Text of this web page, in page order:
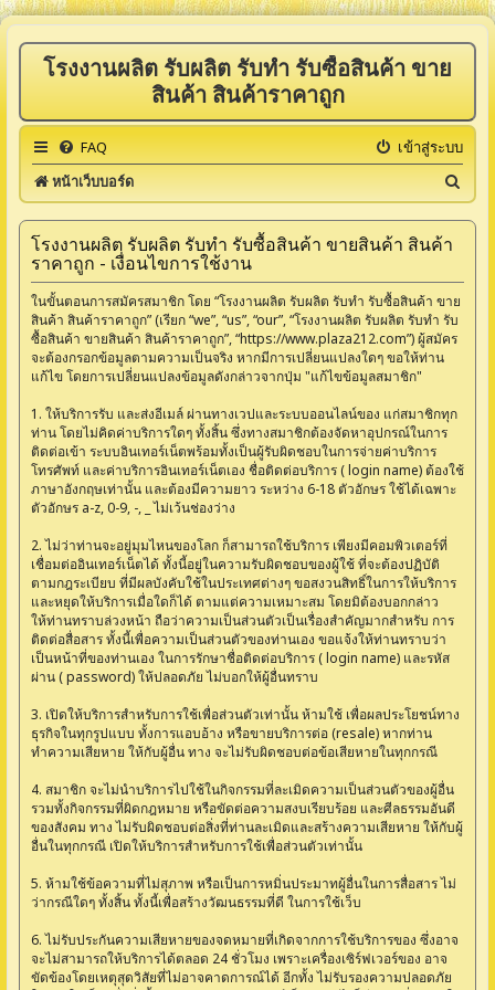
โรงงานผลิต รับผลิต รับทำ รับซื้อสินค้า ขาย
สินค้า สินค้าราคาถูก
FAQ
เข้าสู่ระบบ
หน้าเว็บบอร์ด
น
โรงงานผลิต รับผลิต รับทำ รับซื้อสินค้า ขายสินค้า สินค้า
ราคาถูก - เงื่อนไขการใช้งาน
ในขั้นตอนการสมัครสมาชิก โดย “โรงงานผลิต รับผลิต รับทำ รับซื้อสินค้า ขาย
สินค้า สินค้าราคาถูก” (เรียก “we”, “us”, “our”, “โรงงานผลิต รับผลิต รับทำ รับ
ซื้อสินค้า ขายสินค้า สินค้าราคาถูก”, “https://www.plaza212.com”) ผู้สมัคร
จะต้องกรอกข้อมูลตามความเป็นจริง หากมีการเปลี่ยนแปลงใดๆ ขอให้ท่าน
แก้ไข โดยการเปลี่ยนแปลงข้อมูลดังกล่าวจากปุ่ม "แก้ไขข้อมูลสมาชิก"
1. ให้บริการรับ และส่งอีเมล์ ผ่านทางเวปและระบบออนไลน์ของ แก่สมาชิกทุก
ท่าน โดยไม่คิดค่าบริการใดๆ ทั้งสิ้น ซึ่งทางสมาชิกต้องจัดหาอุปกรณ์ในการ
ติดต่อเข้า ระบบอินเทอร์เน็ตพร้อมทั้งเป็นผู้รับผิดชอบในการจ่ายค่าบริการ
โทรศัพท์ และค่าบริการอินเทอร์เน็ตเอง ชื่อติดต่อบริการ ( login name) ต้องใช้
ภาษาอังกฤษเท่านั้น และต้องมีความยาว ระหว่าง 6-18 ตัวอักษร ใช้ได้เฉพาะ
ตัวอักษร a-z, 0-9, -, _ ไม่เว้นช่องว่าง
2. ไม่ว่าท่านจะอยู่มุมไหนของโลก ก็สามารถใช้บริการ เพียงมีคอมพิวเตอร์ที่
เชื่อมต่ออินเทอร์เน็ตได้ ทั้งนี้อยู่ในความรับผิดชอบของผู้ใช้ ที่จะต้องปฏิบัติ
ตามกฎระเบียบ ที่มีผลบังคับใช้ในประเทศต่างๆ ขอสงวนสิทธิ์ในการให้บริการ
และหยุดให้บริการเมื่อใดก็ได้ ตามแต่ความเหมาะสม โดยมิต้องบอกกล่าว
ให้ท่านทราบล่วงหน้า ถือว่าความเป็นส่วนตัวเป็นเรื่องสำคัญมากสำหรับ การ
ติดต่อสื่อสาร ทั้งนี้เพื่อความเป็นส่วนตัวของท่านเอง ขอแจ้งให้ท่านทราบว่า
เป็นหน้าที่ของท่านเอง ในการรักษาชื่อติดต่อบริการ ( login name) และรหัส
ผ่าน ( password) ให้ปลอดภัย ไม่บอกให้ผู้อื่นทราบ
3. เปิดให้บริการสำหรับการใช้เพื่อส่วนตัวเท่านั้น ห้ามใช้ เพื่อผลประโยชน์ทาง
ธุรกิจในทุกรูปแบบ ทั้งการแอบอ้าง หรือขายบริการต่อ (resale) หากท่าน
ทำความเสียหาย ให้กับผู้อื่น ทาง จะไม่รับผิดชอบต่อข้อเสียหายในทุกกรณี
4. สมาชิก จะไม่นำบริการไปใช้ในกิจกรรมที่ละเมิดความเป็นส่วนตัวของผู้อื่น
รวมทั้งกิจกรรมที่ผิดกฎหมาย หรือขัดต่อความสงบเรียบร้อย และศีลธรรมอันดี
ของสังคม ทาง ไม่รับผิดชอบต่อสิ่งที่ท่านละเมิดและสร้างความเสียหาย ให้กับผู้
อื่นในทุกกรณี เปิดให้บริการสำหรับการใช้เพื่อส่วนตัวเท่านั้น
5. ห้ามใช้ข้อความที่ไม่สุภาพ หรือเป็นการหมิ่นประมาทผู้อื่นในการสื่อสาร ไม่
ว่ากรณีใดๆ ทั้งสิ้น ทั้งนี้เพื่อสร้างวัฒนธรรมที่ดี ในการใช้เว็บ
6. ไม่รับประกันความเสียหายของจดหมายที่เกิดจากการใช้บริการของ ซึ่งอาจ
จะไม่สามารถให้บริการได้ตลอด 24 ชั่วโมง เพราะเครื่องเซิร์ฟเวอร์ของ อาจ
ขัดข้องโดยเหตุสุดวิสัยที่ไม่อาจคาดการณ์ได้ อีกทั้ง ไม่รับรองความปลอดภัย